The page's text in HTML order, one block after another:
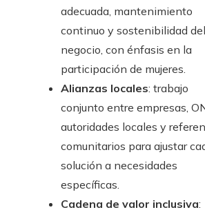
adecuada, mantenimiento
continuo y sostenibilidad del
negocio, con énfasis en la
participación de mujeres.
Alianzas locales: trabajo
conjunto entre empresas,
autoridades locales y
comunitarios para ajustar
solución a necesidades
específicas.
Cadena de valor inclusiva: